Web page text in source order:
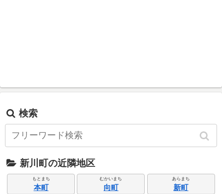
検索
新川町の近隣地区
もとまち
本町
むかいまち
向町
あらまち
新町